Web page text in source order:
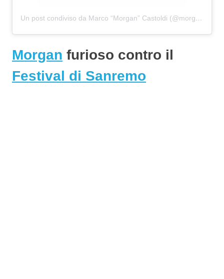
Un post condiviso da Marco “Morgan” Castoldi (@morganofficial)
Morgan furioso contro il
Festival di Sanremo